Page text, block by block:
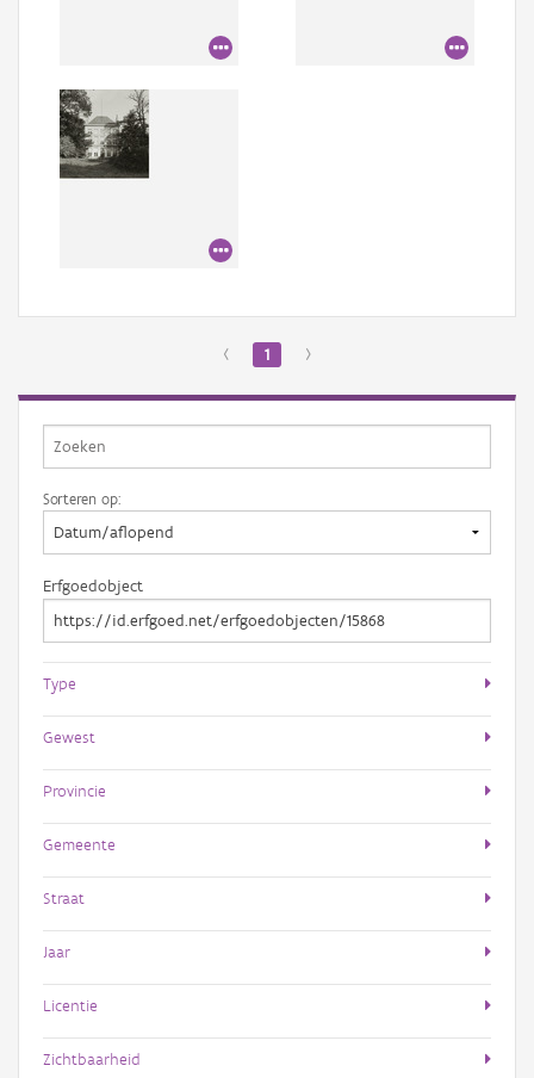
‹ 1 ›
Sorteren op:
Erfgoedobject
Type
Gewest
Provincie
Gemeente
Straat
Jaar
Licentie
Zichtbaarheid